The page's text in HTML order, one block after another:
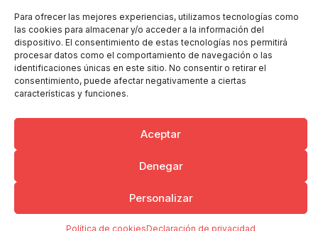
Para ofrecer las mejores experiencias, utilizamos tecnologías como
las cookies para almacenar y/o acceder a la información del
dispositivo. El consentimiento de estas tecnologías nos permitirá
procesar datos como el comportamiento de navegación o las
identificaciones únicas en este sitio. No consentir o retirar el
consentimiento, puede afectar negativamente a ciertas
características y funciones.
Aceptar
Denegar
Personalizar
Política de cookiesDeclaración de privacidad